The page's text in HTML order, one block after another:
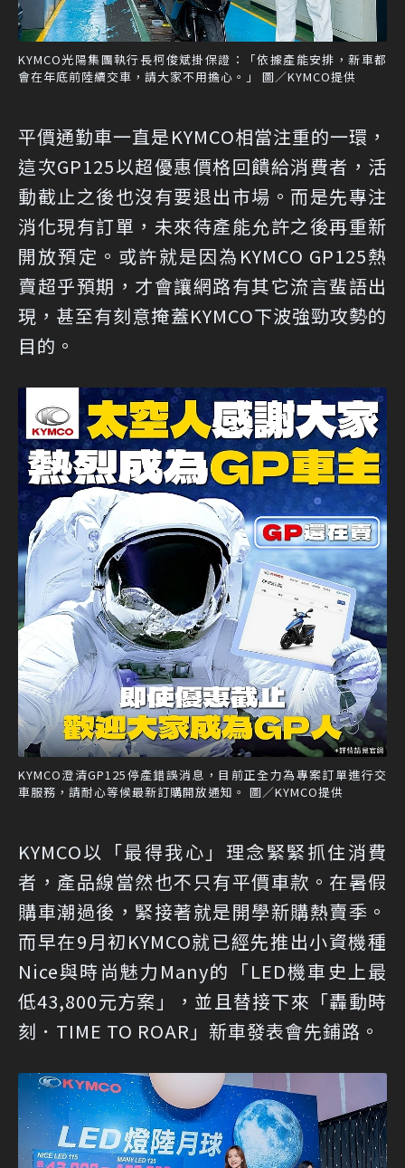
KYMCO光陽集團執行長柯俊斌掛保證：「依據產能安排，新車都
會在年底前陸續交車，請大家不用擔心。」 圖／KYMCO提供
平價通勤車一直是KYMCO相當注重的一環，
這次GP125以超優惠價格回饋給消費者，活
動截止之後也沒有要退出市場。而是先專注
消化現有訂單，未來待產能允許之後再重新
開放預定。或許就是因為KYMCO GP125熱
賣超乎預期，才會讓網路有其它流言蜚語出
現，甚至有刻意掩蓋KYMCO下波強勁攻勢的
目的。
KYMCO澄清GP125停產錯誤消息，目前正全力為專案訂單進行交
車服務，請耐心等候最新訂購開放通知。 圖／KYMCO提供
KYMCO以「最得我心」理念緊緊抓住消費
者，產品線當然也不只有平價車款。在暑假
購車潮過後，緊接著就是開學新購熱賣季。
而早在9月初KYMCO就已經先推出小資機種
Nice與時尚魅力Many的「LED機車史上最
低43,800元方案」，並且替接下來「轟動時
刻．TIME TO ROAR」新車發表會先鋪路。